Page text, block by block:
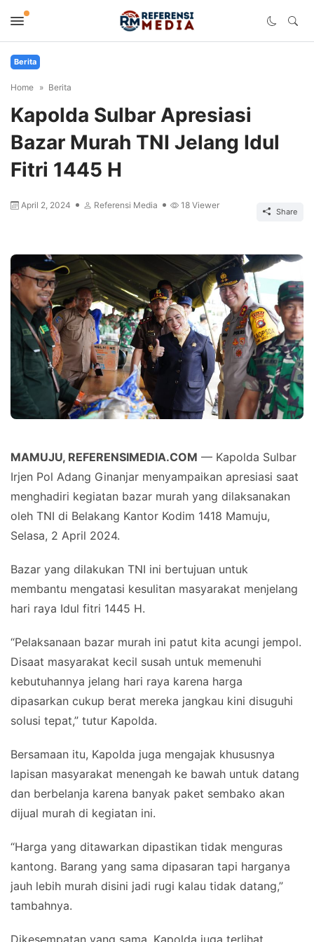
Berita
Home Berita
Kapolda Sulbar Apresiasi
Bazar Murah TNI Jelang Idul
Fitri 1445 H
April 2, 2024 Referensi Media 18 Viewer
Share
MAMUJU, REFERENSIMEDIA.COM — Kapolda Sulbar
Irjen Pol Adang Ginanjar menyampaikan apresiasi saat
menghadiri kegiatan bazar murah yang dilaksanakan
oleh TNI di Belakang Kantor Kodim 1418 Mamuju,
Selasa, 2 April 2024.
Bazar yang dilakukan TNI ini bertujuan untuk
membantu mengatasi kesulitan masyarakat menjelang
hari raya Idul fitri 1445 H.
“Pelaksanaan bazar murah ini patut kita acungi jempol.
Disaat masyarakat kecil susah untuk memenuhi
kebutuhannya jelang hari raya karena harga
dipasarkan cukup berat mereka jangkau kini disuguhi
solusi tepat,” tutur Kapolda.
Bersamaan itu, Kapolda juga mengajak khususnya
lapisan masyarakat menengah ke bawah untuk datang
dan berbelanja karena banyak paket sembako akan
dijual murah di kegiatan ini.
“Harga yang ditawarkan dipastikan tidak menguras
kantong. Barang yang sama dipasaran tapi harganya
jauh lebih murah disini jadi rugi kalau tidak datang,”
tambahnya.